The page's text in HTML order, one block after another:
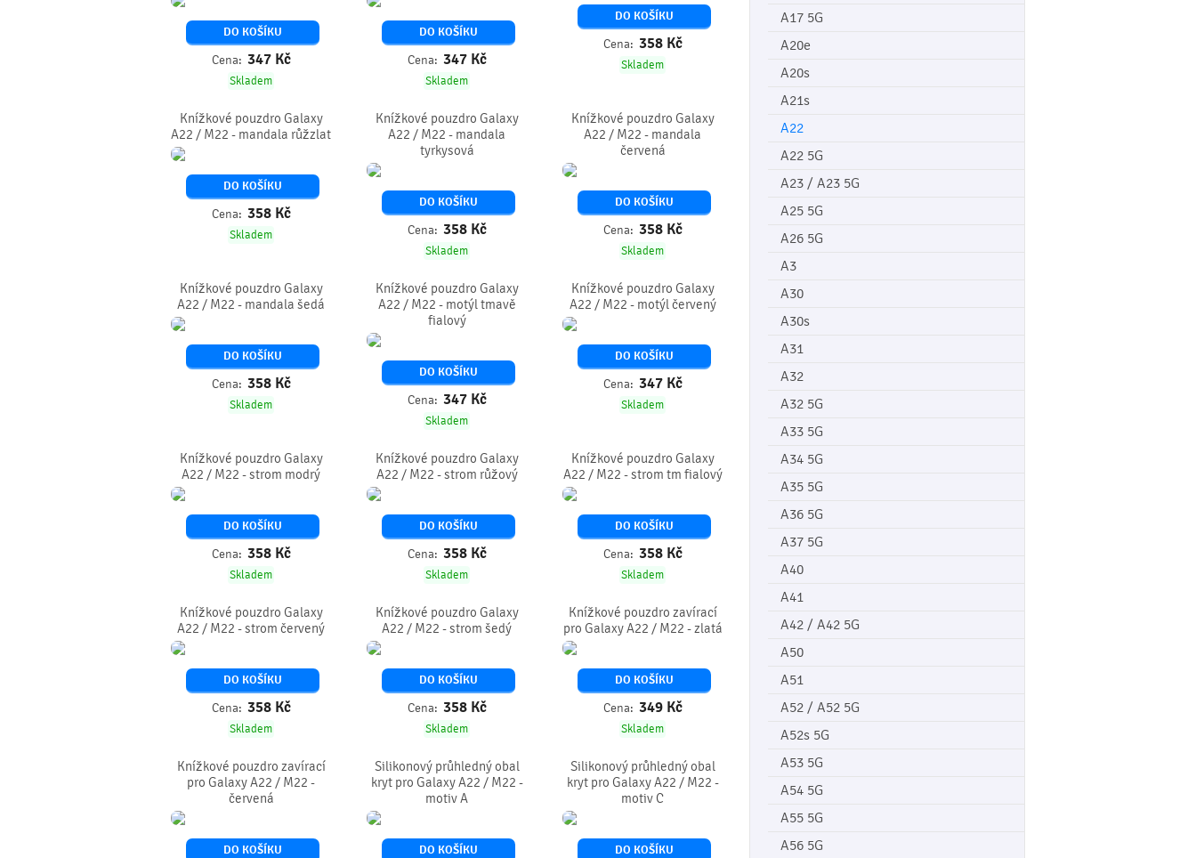
A17 5G
A20e
A20s
A21s
A22
A22 5G
A23 / A23 5G
A25 5G
A26 5G
A3
A30
A30s
A31
A32
A32 5G
A33 5G
A34 5G
A35 5G
A36 5G
A37 5G
A40
A41
A42 / A42 5G
A50
A51
A52 / A52 5G
A52s 5G
A53 5G
A54 5G
A55 5G
A56 5G
DO KOŠÍKU
Cena: 347 Kč
Skladem
DO KOŠÍKU
Cena: 347 Kč
Skladem
DO KOŠÍKU
Cena: 358 Kč
Skladem
Knížkové pouzdro Galaxy
A22 / M22 - mandala růžzlat
DO KOŠÍKU
Cena: 358 Kč
Skladem
Knížkové pouzdro Galaxy
A22 / M22 - mandala
tyrkysová
DO KOŠÍKU
Cena: 358 Kč
Skladem
Knížkové pouzdro Galaxy
A22 / M22 - mandala
červená
DO KOŠÍKU
Cena: 358 Kč
Skladem
Knížkové pouzdro Galaxy
A22 / M22 - mandala šedá
DO KOŠÍKU
Cena: 358 Kč
Skladem
Knížkové pouzdro Galaxy
A22 / M22 - motýl tmavě
fialový
DO KOŠÍKU
Cena: 347 Kč
Skladem
Knížkové pouzdro Galaxy
A22 / M22 - motýl červený
DO KOŠÍKU
Cena: 347 Kč
Skladem
Knížkové pouzdro Galaxy
A22 / M22 - strom modrý
DO KOŠÍKU
Cena: 358 Kč
Skladem
Knížkové pouzdro Galaxy
A22 / M22 - strom růžový
DO KOŠÍKU
Cena: 358 Kč
Skladem
Knížkové pouzdro Galaxy
A22 / M22 - strom tm fialový
DO KOŠÍKU
Cena: 358 Kč
Skladem
Knížkové pouzdro Galaxy
A22 / M22 - strom červený
DO KOŠÍKU
Cena: 358 Kč
Skladem
Knížkové pouzdro Galaxy
A22 / M22 - strom šedý
DO KOŠÍKU
Cena: 358 Kč
Skladem
Knížkové pouzdro zavírací
pro Galaxy A22 / M22 - zlatá
DO KOŠÍKU
Cena: 349 Kč
Skladem
Knížkové pouzdro zavírací
pro Galaxy A22 / M22 -
červená
DO KOŠÍKU
Silikonový průhledný obal
kryt pro Galaxy A22 / M22 -
motiv A
DO KOŠÍKU
Silikonový průhledný obal
kryt pro Galaxy A22 / M22 -
motiv C
DO KOŠÍKU